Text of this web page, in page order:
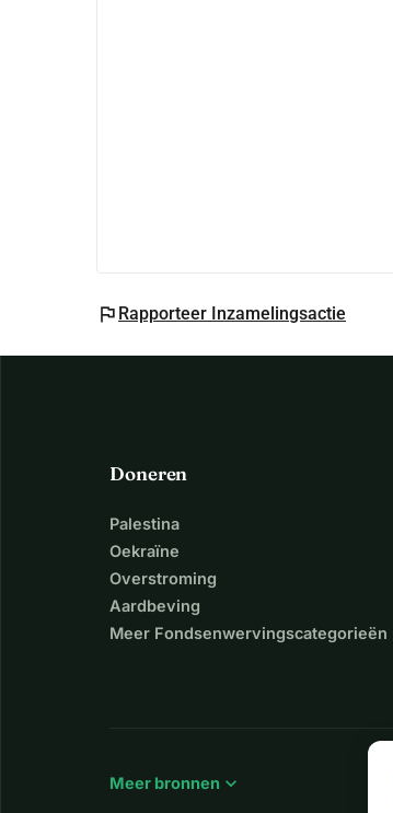
flag Rapporteer Inzamelingsactie
Doneren
Palestina
Oekraïne
Overstroming
Aardbeving
Meer Fondsenwervingscategorieën
Meer bronnen expand_more